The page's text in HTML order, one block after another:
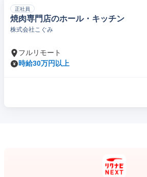
正社員
焼肉専門店のホール・キッチン
株式会社こぐみ
フルリモート
時給30万円以上